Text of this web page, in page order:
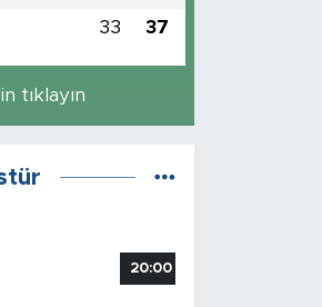
33 37
tıklayın
20:00